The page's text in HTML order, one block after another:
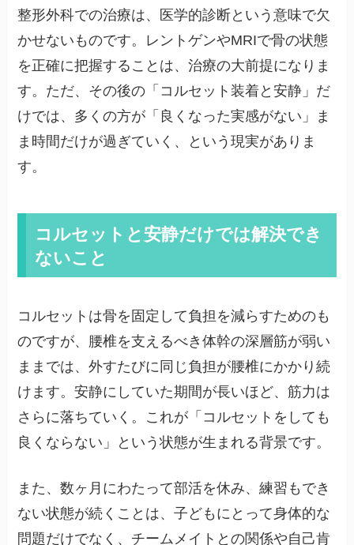
整形外科での治療は、医学的診断という意味で欠
かせないものです。レントゲンやMRIで骨の状態
を正確に把握することは、治療の大前提になりま
す。ただ、その後の「コルセット装着と安静」だ
けでは、多くの方が「良くなった実感がない」ま
ま時間だけが過ぎていく、という現実がありま
す。
コルセットと安静だけでは解決でき
ないこと
コルセットは骨を固定して負担を減らすためのも
のですが、腰椎を支えるべき体幹の深層筋が弱い
ままでは、外すたびに同じ負担が腰椎にかかり続
けます。安静にしていた期間が長いほど、筋力は
さらに落ちていく。これが「コルセットをしても
良くならない」という状態が生まれる背景です。
また、数ヶ月にわたって部活を休み、練習もでき
ない状態が続くことは、子どもにとって身体的な
問題だけでなく、チームメイトとの関係や自己肯